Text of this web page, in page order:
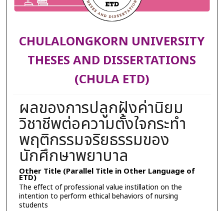
CHULALONGKORN UNIVERSITY
THESES AND DISSERTATIONS
(CHULA ETD)
ผลของการปลูกฝังค่านิยม
วิชาชีพต่อความตั้งใจกระทำ
พฤติกรรมจริยธรรมของ
นักศึกษาพยาบาล
Other Title (Parallel Title in Other Language of
ETD)
The effect of professional value instillation on the
intention to perform ethical behaviors of nursing
students